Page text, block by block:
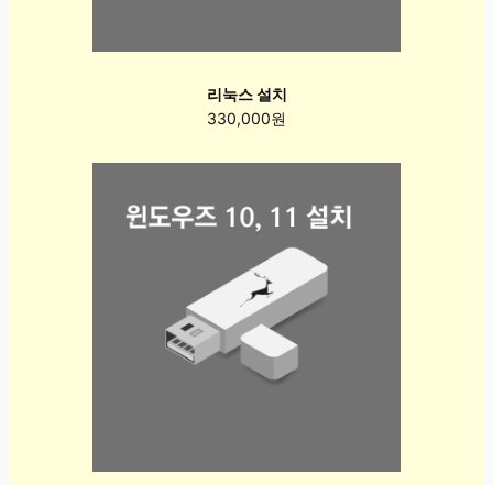
리눅스 설치
330,000원